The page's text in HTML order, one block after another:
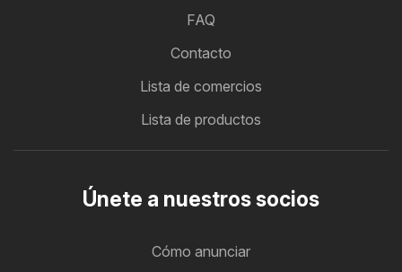
FAQ
Contacto
Lista de comercios
Lista de productos
Únete a nuestros socios
Cómo anunciar